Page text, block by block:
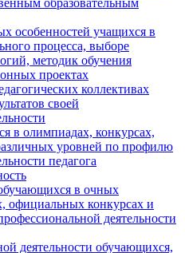
особенностей учащихся в
процесса, выборе
методик обучения
проектах
коллективах
своей
в олимпиадах, конкурсах,
уровней по профилю
педагога
в очных
официальных конкурсах и
деятельности
деятельности обучающихся,